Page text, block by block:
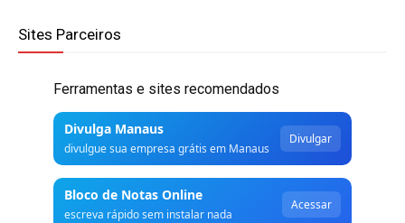
Sites Parceiros
Ferramentas e sites recomendados
Divulga Manaus
divulgue sua empresa grátis em Manaus
Divulgar
Bloco de Notas Online
escreva rápido sem instalar nada
Acessar